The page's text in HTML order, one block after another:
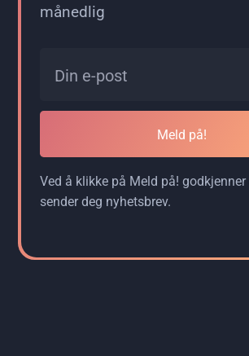
månedlig
Meld på!
Ved å klikke på Meld på!
sender deg nyhetsbrev.